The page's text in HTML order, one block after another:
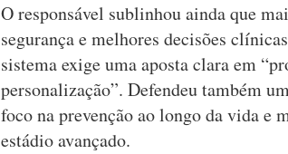
O responsável sublinhou ainda que
segurança e melhores decisões
sistema exige uma aposta clara em
personalização”. Defendeu também
foco na prevenção ao longo da vida e
estádio avançado.